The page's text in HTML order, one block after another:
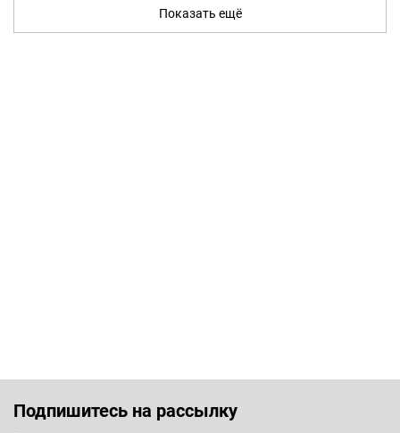
Показать ещё
Подпишитесь на рассылку